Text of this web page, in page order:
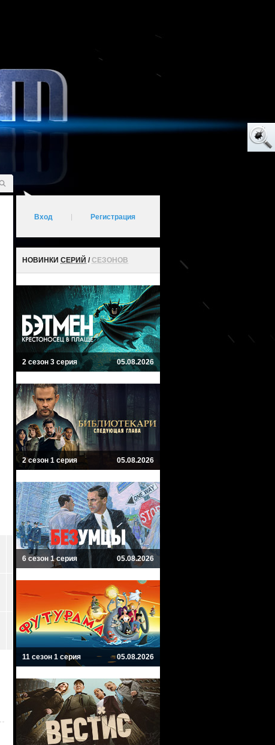
Вход Регистрация
НОВИНКИ СЕРИЙ /СЕЗОНОВ
2 сезон 3 серия 05.08.2026
2 сезон 1 серия 05.08.2026
6 сезон 1 серия 05.08.2026
11 сезон 1 серия 05.08.2026